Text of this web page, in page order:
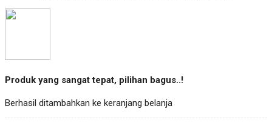
Produk yang sangat tepat, pilihan bagus..!
Berhasil ditambahkan ke keranjang belanja